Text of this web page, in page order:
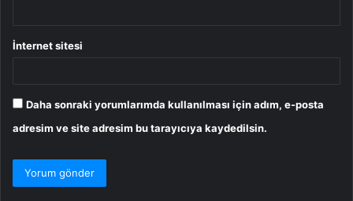
İnternet sitesi
Daha sonraki yorumlarımda kullanılması için adım, e-posta
adresim ve site adresim bu tarayıcıya kaydedilsin.